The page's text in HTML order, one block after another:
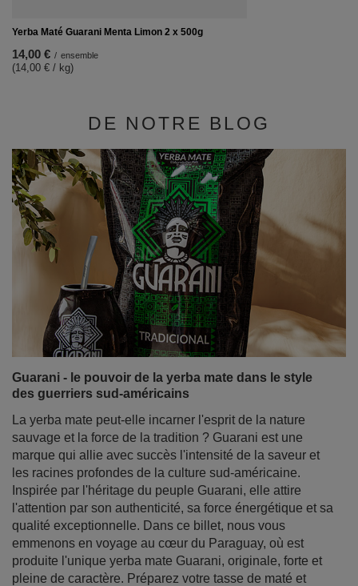
Yerba Maté Guarani Menta Limon 2 x 500g
14,00 € / ensemble
(14,00 € / kg)
DE NOTRE BLOG
Guarani - le pouvoir de la yerba mate dans le style
des guerriers sud-américains
La yerba mate peut-elle incarner l'esprit de la nature
sauvage et la force de la tradition ? Guarani est une
marque qui allie avec succès l'intensité de la saveur et
les racines profondes de la culture sud-américaine.
Inspirée par l'héritage du peuple Guarani, elle attire
l'attention par son authenticité, sa force énergétique et sa
qualité exceptionnelle. Dans ce billet, nous vous
emmenons en voyage au cœur du Paraguay, où est
produite l'unique yerba mate Guarani, originale, forte et
pleine de caractère. Préparez votre tasse de maté et